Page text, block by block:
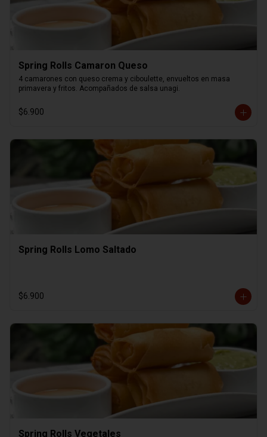
Spring Rolls Camaron Queso
4 camarones con queso crema y ciboulette, envueltos en masa
primavera y fritos. Acompañados de salsa unagi.
$6.900
Spring Rolls Lomo Saltado
$6.900
Spring Rolls Vegetales